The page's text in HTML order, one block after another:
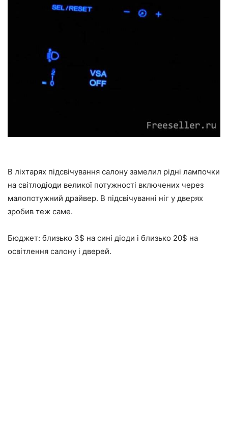
В ліхтарях підсвічування салону замелил рідні лампочки
на світлодіоди великої потужності включених через
малопотужний драйвер. В підсвічуванні ніг у дверях
зробив теж саме.
Бюджет: близько 3$ на сині діоди і близько 20$ на
освітлення салону і дверей.